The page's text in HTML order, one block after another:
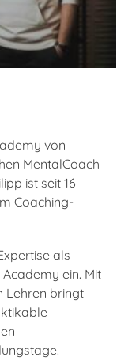
von
MentalCoach
ist seit 16
Coaching-
als
ein. Mit
Lehren bringt